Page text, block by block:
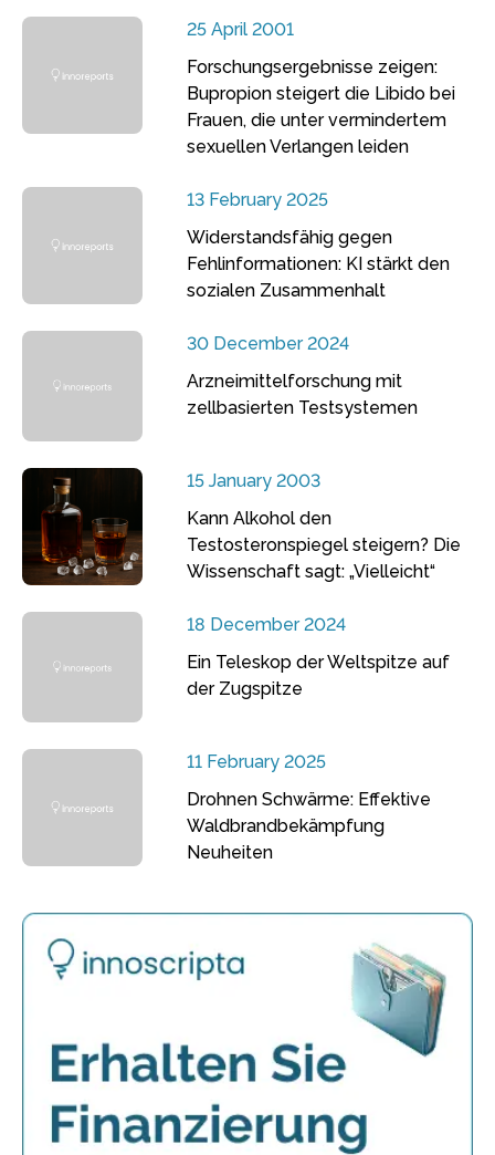
25 April 2001
Forschungsergebnisse zeigen:
Bupropion steigert die Libido bei
Frauen, die unter vermindertem
sexuellen Verlangen leiden
13 February 2025
Widerstandsfähig gegen
Fehlinformationen: KI stärkt den
sozialen Zusammenhalt
30 December 2024
Arzneimittelforschung mit
zellbasierten Testsystemen
15 January 2003
Kann Alkohol den
Testosteronspiegel steigern? Die
Wissenschaft sagt: „Vielleicht“
18 December 2024
Ein Teleskop der Weltspitze auf
der Zugspitze
11 February 2025
Drohnen Schwärme: Effektive
Waldbrandbekämpfung
Neuheiten